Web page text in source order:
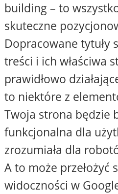
building – to
skuteczne
Dopracowane tytuły
treści i ich właściwa
prawidłowo
to niektóre z
Twoja strona będzie
funkcjonalna dla
zrozumiała dla
A to może przełożyć
widoczności w